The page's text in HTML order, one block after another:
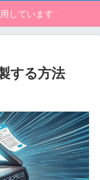
しています
する方法